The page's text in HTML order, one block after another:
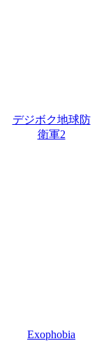
デジボク地球防
衛軍2
Exophobia